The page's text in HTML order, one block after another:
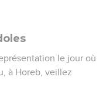
le jour où
à Horeb, veillez